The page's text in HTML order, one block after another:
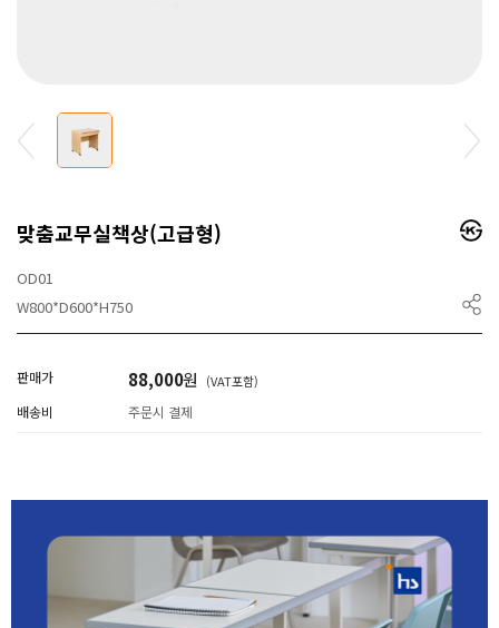
맞춤교무실책상(고급형)
OD01
W800*D600*H750
판매가 88,000원 (VAT포함)
배송비 주문시 결제